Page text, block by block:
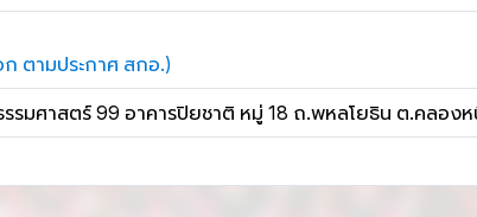
ตามประกาศ สกอ.)
มศาสตร์ 99 อาคารปิยชาติ หมู่ 18 ถ.พหลโยธิน ต.คลอง